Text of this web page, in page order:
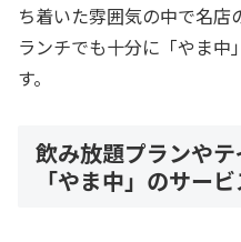
ち着いた雰囲気の中で名店
ランチでも十分に「やま中
す。
飲み放題プランや
「やま中」のサー